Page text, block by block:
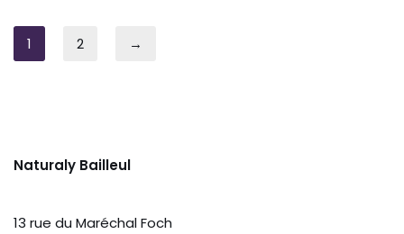
1 2 →
Naturaly Bailleul
13 rue du Maréchal Foch